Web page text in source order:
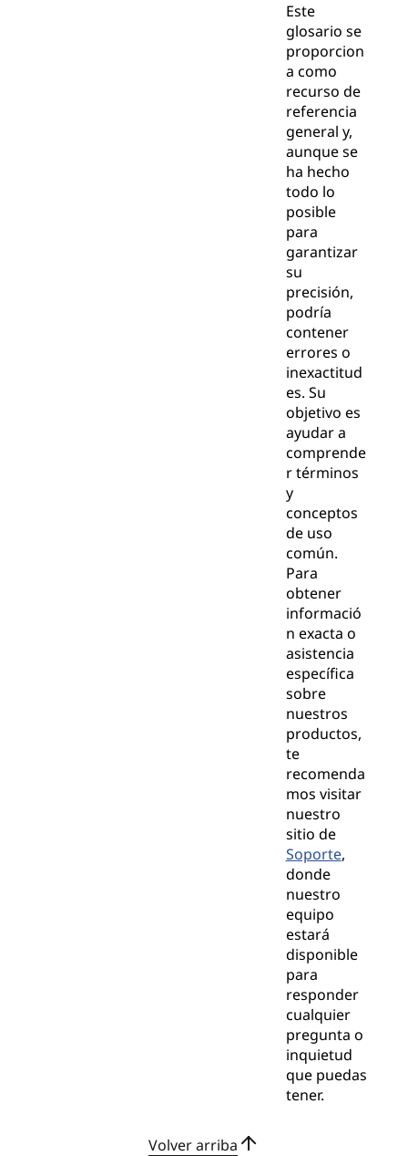
Este
glosario se
proporcion
a como
recurso de
referencia
general y,
aunque se
ha hecho
todo lo
posible
para
garantizar
su
precisión,
podría
contener
errores o
inexactitud
es. Su
objetivo es
ayudar a
comprende
r términos
y
conceptos
de uso
común.
Para
obtener
informació
n exacta o
asistencia
específica
sobre
nuestros
productos,
te
recomenda
mos visitar
nuestro
sitio de
Soporte,
donde
nuestro
equipo
estará
disponible
para
responder
cualquier
pregunta o
inquietud
que puedas
tener.
Volver arriba